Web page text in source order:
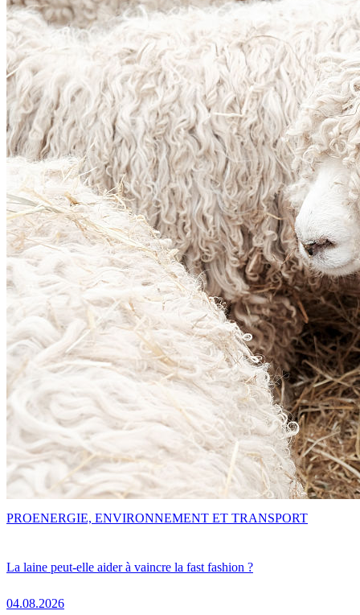
La laine peut-elle aider à vaincre la fast fashion ?
04.08.2026
PROENERGIE, ENVIRONNEMENT ET TRANSPORT